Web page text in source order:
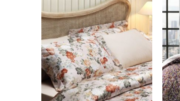
16,279₽ 16,279₽